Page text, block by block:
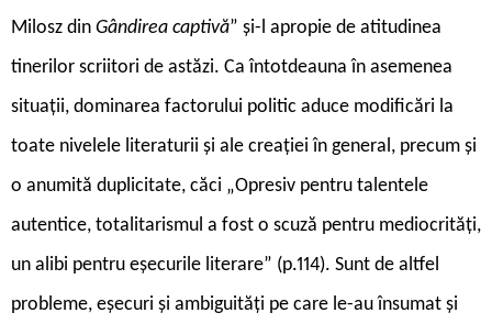
Milosz din Gândirea captivă” și-l apropie de atitudinea
tinerilor scriitori de astăzi. Ca întotdeauna în asemenea
situații, dominarea factorului politic aduce modificări la
toate nivelele literaturii și ale creației în general, precum și
o anumită duplicitate, căci „Opresiv pentru talentele
autentice, totalitarismul a fost o scuză pentru mediocrități,
un alibi pentru eșecurile literare” (p.114). Sunt de altfel
probleme, eșecuri și ambiguități pe care le-au însumat și